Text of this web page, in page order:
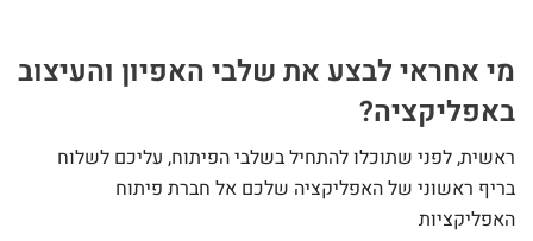
מי אחראי לבצע את שלבי האפיון והעיצוב
באפליקציה?
ראשית, לפני שתוכלו להתחיל בשלבי הפיתוח, עליכם לשלוח
בריף ראשוני של האפליקציה שלכם אל חברת פיתוח
האפליקציות